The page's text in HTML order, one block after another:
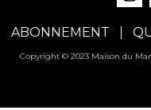
ABONNEMENT
Copyright © 2023 Maison du